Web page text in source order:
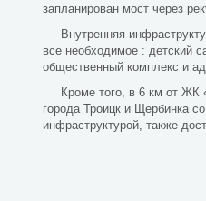
запланирован мост через
Внутренняя
все необходимое : детский
общественный комплекс и
Кроме того, в 6 км от ЖК
города Троицк и Щербинка
инфраструктурой, также